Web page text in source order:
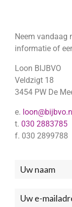
Neem vandaag
informatie of
Loon BIJBVO
Veldzigt 18
3454 PW De
e.
t. 030 2883785
f. 030 2899788
Neem
met